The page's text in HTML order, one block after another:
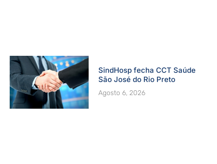
SindHosp fecha CCT Saúde
São José do Rio Preto
Agosto 6, 2026